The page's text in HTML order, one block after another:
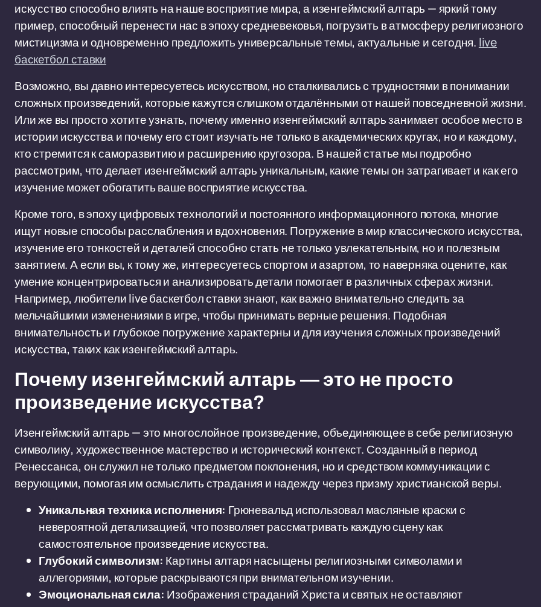
искусство способно влиять на наше восприятие мира, а изенгеймский алтарь — яркий тому
пример, способный перенести нас в эпоху средневековья, погрузить в атмосферу религиозного
мистицизма и одновременно предложить универсальные темы, актуальные и сегодня. live
баскетбол ставки
Возможно, вы давно интересуетесь искусством, но сталкивались с трудностями в понимании
сложных произведений, которые кажутся слишком отдалёнными от нашей повседневной жизни.
Или же вы просто хотите узнать, почему именно изенгеймский алтарь занимает особое место в
истории искусства и почему его стоит изучать не только в академических кругах, но и каждому,
кто стремится к саморазвитию и расширению кругозора. В нашей статье мы подробно
рассмотрим, что делает изенгеймский алтарь уникальным, какие темы он затрагивает и как его
изучение может обогатить ваше восприятие искусства.
Кроме того, в эпоху цифровых технологий и постоянного информационного потока, многие
ищут новые способы расслабления и вдохновения. Погружение в мир классического искусства,
изучение его тонкостей и деталей способно стать не только увлекательным, но и полезным
занятием. А если вы, к тому же, интересуетесь спортом и азартом, то наверняка оцените, как
умение концентрироваться и анализировать детали помогает в различных сферах жизни.
Например, любители live баскетбол ставки знают, как важно внимательно следить за
мельчайшими изменениями в игре, чтобы принимать верные решения. Подобная
внимательность и глубокое погружение характерны и для изучения сложных произведений
искусства, таких как изенгеймский алтарь.
Почему изенгеймский алтарь — это не просто
произведение искусства?
Изенгеймский алтарь — это многослойное произведение, объединяющее в себе религиозную
символику, художественное мастерство и исторический контекст. Созданный в период
Ренессанса, он служил не только предметом поклонения, но и средством коммуникации с
верующими, помогая им осмыслить страдания и надежду через призму христианской веры.
Уникальная техника исполнения: Грюневальд использовал масляные краски с
невероятной детализацией, что позволяет рассматривать каждую сцену как
самостоятельное произведение искусства.
Глубокий символизм: Картины алтаря насыщены религиозными символами и
аллегориями, которые раскрываются при внимательном изучении.
Эмоциональная сила: Изображения страданий Христа и святых не оставляют